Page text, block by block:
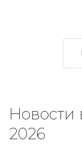
Новости
2026